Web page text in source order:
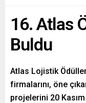
16. Atlas
Buldu
Atlas Lojistik
firmalarını, öne
projelerini 20